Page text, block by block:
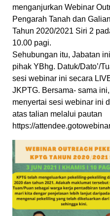
menganjurkan Webinar
Pengarah Tanah dan
Tahun 2020/2021 Siri 2
10.00 pagi.
Sehubungan itu, Jabatan
pihak YBhg. Datuk/Dato’/
sesi webinar ini secara
JKPTG. Bersama- sama
menyertai sesi webinar ini
atas talian melalui pautan
https://